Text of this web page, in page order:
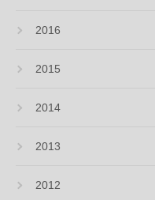
2016
2015
2014
2013
2012